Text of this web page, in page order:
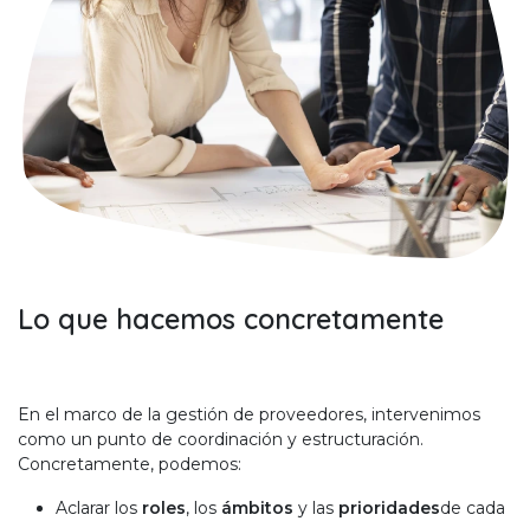
Lo que hacemos concretamente
En el marco de la gestión de proveedores, intervenimos
como un punto de coordinación y estructuración.
Concretamente, podemos:
Aclarar los roles, los ámbitos y las prioridadesde cada